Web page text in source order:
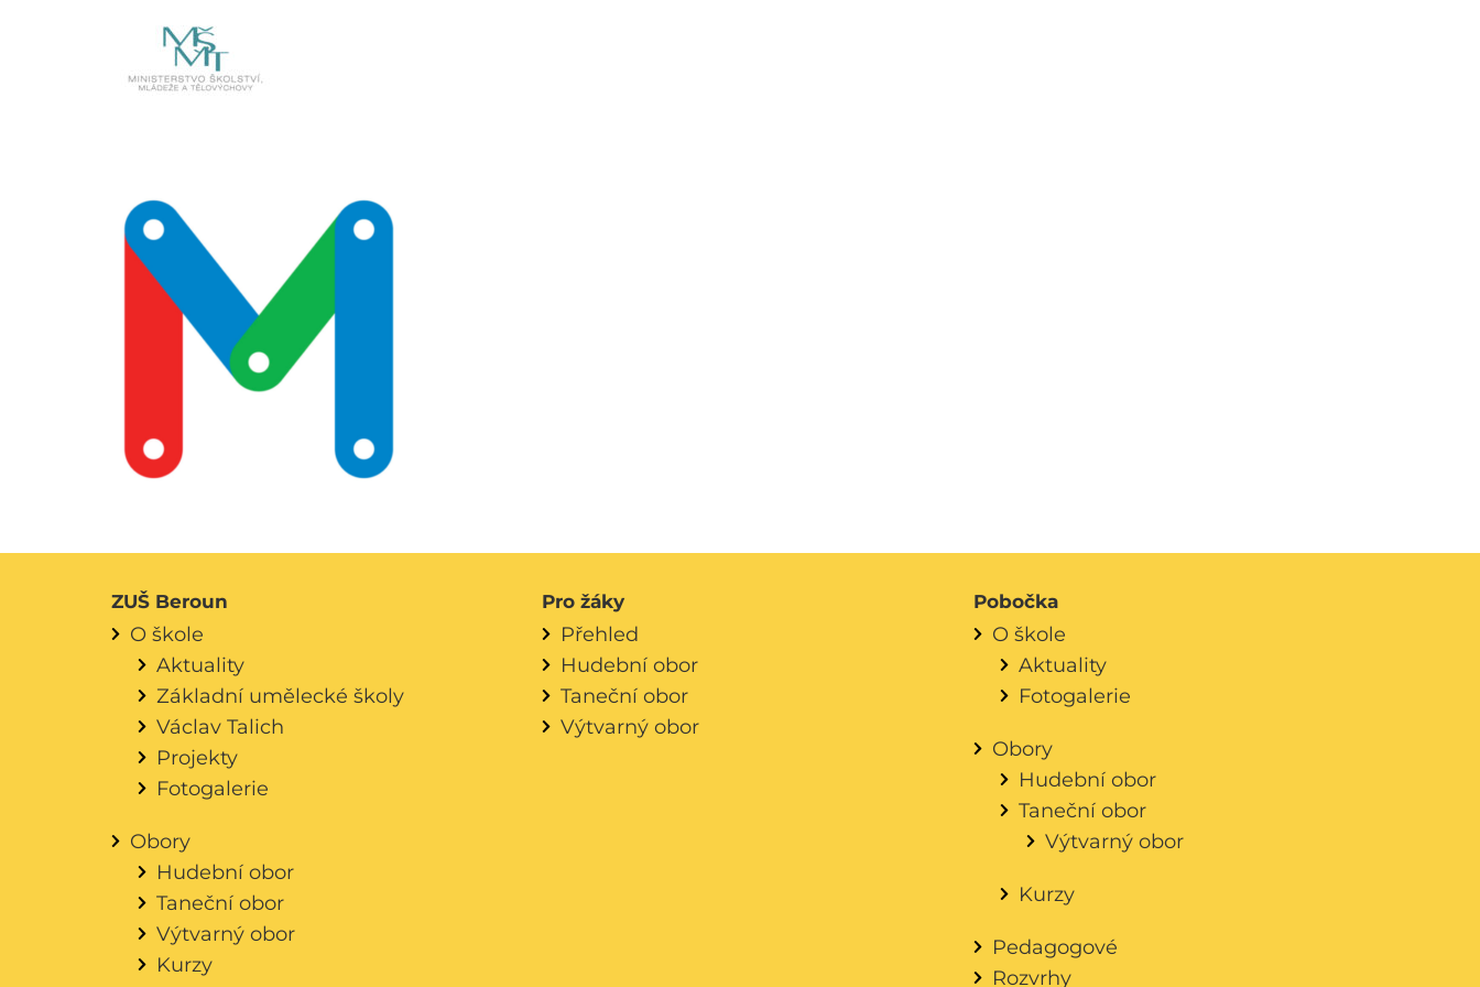
ZUŠ Beroun
O škole
Aktuality
Základní umělecké školy
Václav Talich
Projekty
Fotogalerie
Obory
Hudební obor
Taneční obor
Výtvarný obor
Kurzy
Pro žáky
Přehled
Hudební obor
Taneční obor
Výtvarný obor
Pobočka
O škole
Aktuality
Fotogalerie
Obory
Hudební obor
Taneční obor
Výtvarný obor
Kurzy
Pedagogové
Rozvrhy